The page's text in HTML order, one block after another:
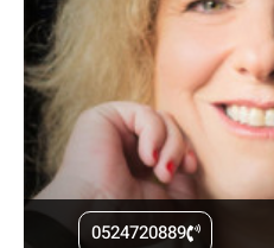
0524720889